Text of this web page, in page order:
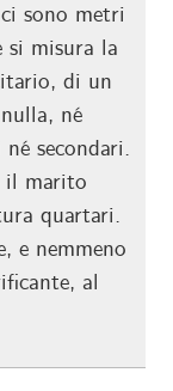
sono metri
misura la
di un
né
secondari.
il marito
quartari.
e nemmeno
al